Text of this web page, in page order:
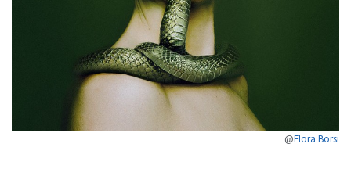
@Flora Borsi